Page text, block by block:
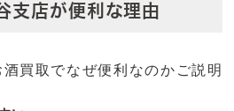
支店が便利な理由
買取でなぜ便利なのかご説明